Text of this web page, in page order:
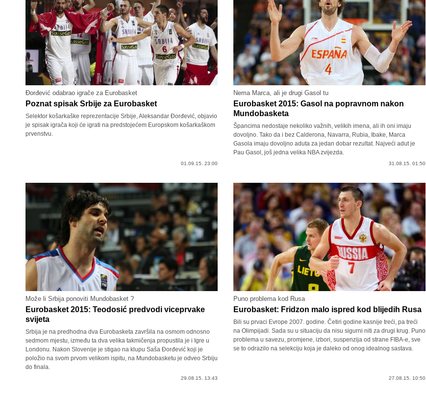
Đorđević odabrao igrače za Eurobasket
Poznat spisak Srbije za Eurobasket
Selektor košarkaške reprezentacije Srbije, Aleksandar Đorđević, objavio
je spisak igrača koji će igrati na predstojećem Europskom košarkaškom
prvenstvu.
01.09.15. 23:00
Nema Marca, ali je drugi Gasol tu
Eurobasket 2015: Gasol na popravnom nakon
Mundobasketa
Špancima nedostaje nekoliko važnih, velikih imena, ali ih oni imaju
dovoljno. Tako da i bez Calderona, Navarra, Rubia, Ibake, Marca
Gasola imaju dovoljno aduta za jedan dobar rezultat. Najveći adut je
Pau Gasol, još jedna velika NBA zvijezda.
31.08.15. 01:50
Može li Srbija ponoviti Mundobasket ?
Eurobasket 2015: Teodosić predvodi viceprvake
svijeta
Srbija je na predhodna dva Eurobasketa završila na osmom odnosno
sedmom mjestu, između ta dva velika takmičenja propustila je i Igre u
Londonu. Nakon Slovenije je stigao na klupu Saša Đorđević koji je
položio na svom prvom velikom ispitu, na Mundobasketu je odveo Srbiju
do finala.
29.08.15. 13:43
Puno problema kod Rusa
Eurobasket: Fridzon malo ispred kod blijedih Rusa
Bili su prvaci Evrope 2007. godine. Četiri godine kasnije treći, pa treći
na Olimpijadi. Sada su u situaciju da nisu sigurni niti za drugi krug. Puno
problema u savezu, promjene, izbori, suspenzija od strane FIBA-e, sve
se to odrazilo na selekciju koja je daleko od onog idealnog sastava.
27.08.15. 10:50